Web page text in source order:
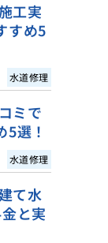
工実
すめ5
水道修理
ミで
選！
水道修理
て水
と実